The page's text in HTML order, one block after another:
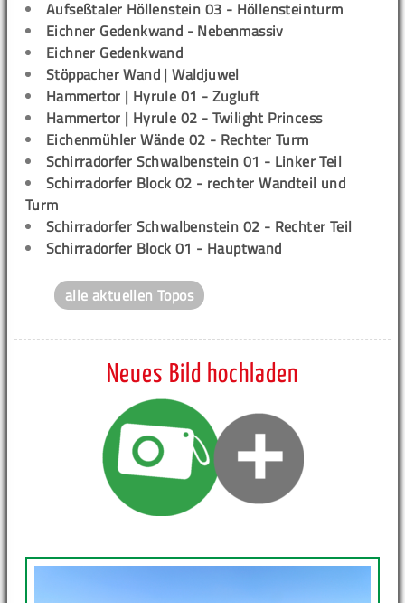
Aufseßtaler Höllenstein 03 - Höllensteinturm
Eichner Gedenkwand - Nebenmassiv
Eichner Gedenkwand
Stöppacher Wand | Waldjuwel
Hammertor | Hyrule 01 - Zugluft
Hammertor | Hyrule 02 - Twilight Princess
Eichenmühler Wände 02 - Rechter Turm
Schirradorfer Schwalbenstein 01 - Linker Teil
Schirradorfer Block 02 - rechter Wandteil und
Turm
Schirradorfer Schwalbenstein 02 - Rechter Teil
Schirradorfer Block 01 - Hauptwand
alle aktuellen Topos
Neues Bild hochladen